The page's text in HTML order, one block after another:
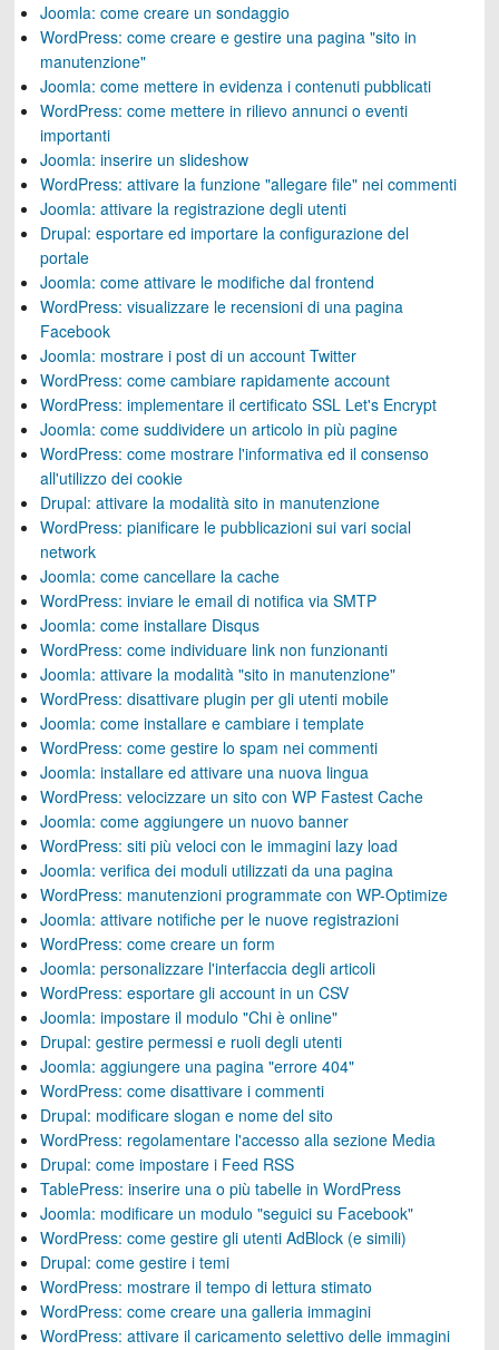
Joomla: come creare un sondaggio
WordPress: come creare e gestire una pagina "sito in
manutenzione"
Joomla: come mettere in evidenza i contenuti pubblicati
WordPress: come mettere in rilievo annunci o eventi
importanti
Joomla: inserire un slideshow
WordPress: attivare la funzione "allegare file" nei commenti
Joomla: attivare la registrazione degli utenti
Drupal: esportare ed importare la configurazione del
portale
Joomla: come attivare le modifiche dal frontend
WordPress: visualizzare le recensioni di una pagina
Facebook
Joomla: mostrare i post di un account Twitter
WordPress: come cambiare rapidamente account
WordPress: implementare il certificato SSL Let's Encrypt
Joomla: come suddividere un articolo in più pagine
WordPress: come mostrare l'informativa ed il consenso
all'utilizzo dei cookie
Drupal: attivare la modalità sito in manutenzione
WordPress: pianificare le pubblicazioni sui vari social
network
Joomla: come cancellare la cache
WordPress: inviare le email di notifica via SMTP
Joomla: come installare Disqus
WordPress: come individuare link non funzionanti
Joomla: attivare la modalità "sito in manutenzione"
WordPress: disattivare plugin per gli utenti mobile
Joomla: come installare e cambiare i template
WordPress: come gestire lo spam nei commenti
Joomla: installare ed attivare una nuova lingua
WordPress: velocizzare un sito con WP Fastest Cache
Joomla: come aggiungere un nuovo banner
WordPress: siti più veloci con le immagini lazy load
Joomla: verifica dei moduli utilizzati da una pagina
WordPress: manutenzioni programmate con WP-Optimize
Joomla: attivare notifiche per le nuove registrazioni
WordPress: come creare un form
Joomla: personalizzare l'interfaccia degli articoli
WordPress: esportare gli account in un CSV
Joomla: impostare il modulo "Chi è online"
Drupal: gestire permessi e ruoli degli utenti
Joomla: aggiungere una pagina "errore 404"
WordPress: come disattivare i commenti
Drupal: modificare slogan e nome del sito
WordPress: regolamentare l'accesso alla sezione Media
Drupal: come impostare i Feed RSS
TablePress: inserire una o più tabelle in WordPress
Joomla: modificare un modulo "seguici su Facebook"
WordPress: come gestire gli utenti AdBlock (e simili)
Drupal: come gestire i temi
WordPress: mostrare il tempo di lettura stimato
WordPress: come creare una galleria immagini
WordPress: attivare il caricamento selettivo delle immagini